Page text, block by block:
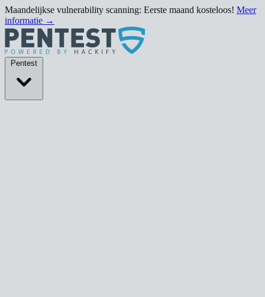
Maandelijkse vulnerability scanning: Eerste maand kosteloos! Meer
informatie →
Pentests